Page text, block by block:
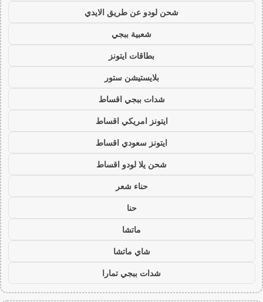
شحن لودو عن طريق الايدي
شعبية ببجي
بطاقات ايتونز
بلايستيشن ستور
شدات ببجي اقساط
ايتونز امريكي اقساط
ايتونز سعودي اقساط
شحن يلا لودو اقساط
حناء شعر
حنا
ماتشا
شاي ماتشا
شدات ببجي تمارا